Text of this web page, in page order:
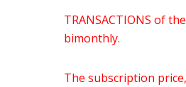
TRANSACTIONS of
bimonthly.
The subscription